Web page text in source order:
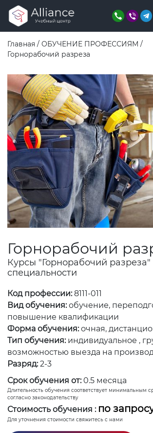
Главная / ОБУЧЕНИЕ ПРОФЕССИЯМ /
Горнорабочий разреза
Горнорабочий
Курсы "Горнорабочий
специальности
Код профессии:8111-011
Вид обучения: обучение,
повышение квалификации
Форма обучения: очная,
Тип обучения: индивидуальное ,
возможностью выезда на
Разряд: 2-3
Срок обучения от: 0.5 месяца
Длительность обучения соответствует минимальным
согласно законодательству
Стоимость обучения : по
Для уточнения стоимости свяжитесь с нами